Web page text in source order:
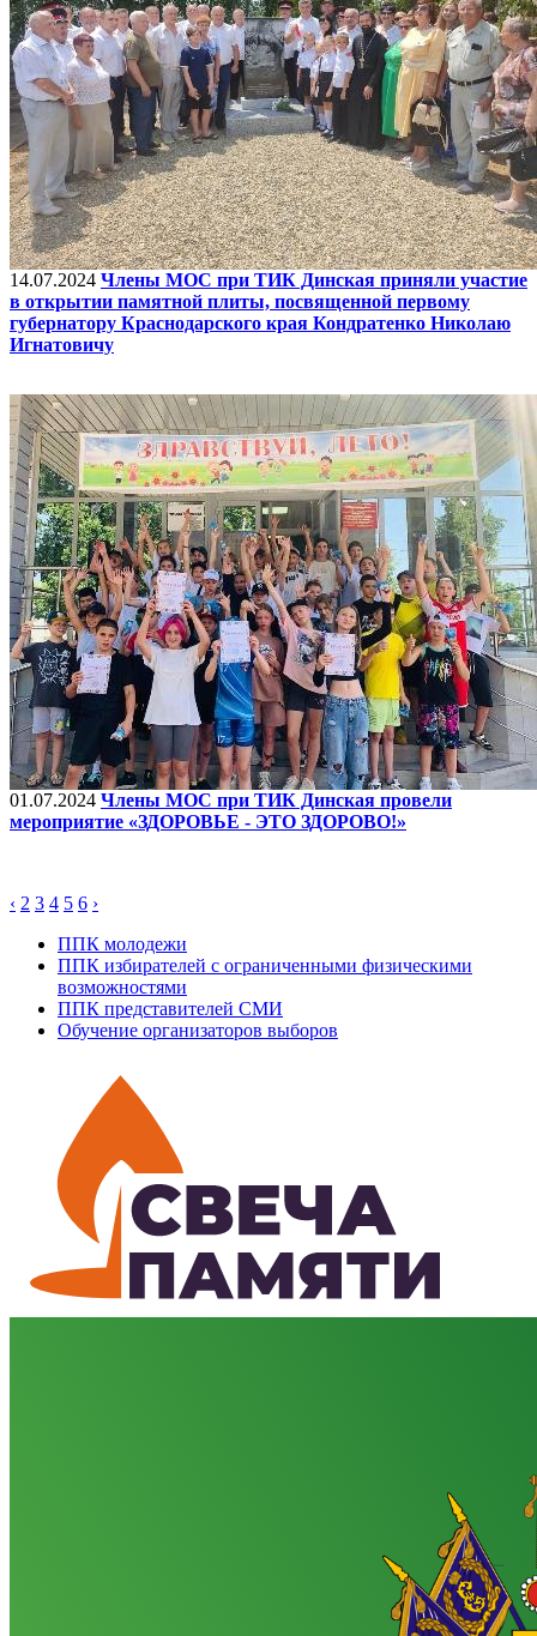
14.07.2024 Члены МОС при ТИК Динская приняли участие
в открытии памятной плиты, посвященной первому
губернатору Краснодарского края Кондратенко Николаю
Игнатовичу
01.07.2024 Члены МОС при ТИК Динская провели
мероприятие «ЗДОРОВЬЕ - ЭТО ЗДОРОВО!»
‹ 2 3 4 5 6 ›
ППК молодежи
ППК избирателей с ограниченными физическими
возможностями
ППК представителей СМИ
Обучение организаторов выборов